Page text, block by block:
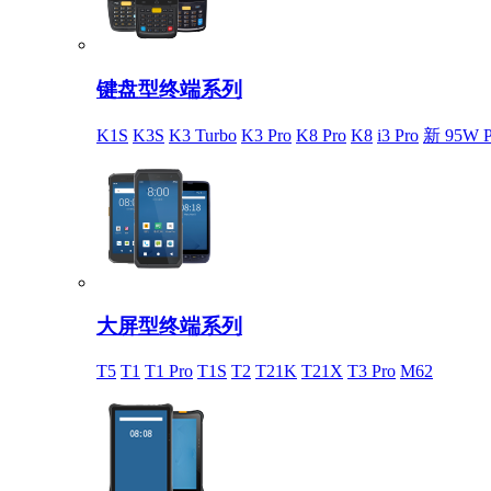
键盘型终端系列
K1S K3S K3 Turbo K3 Pro K8 Pro K8 i3 Pro 新 95W
大屏型终端系列
T5 T1 T1 Pro T1S T2 T21K T21X T3 Pro M62